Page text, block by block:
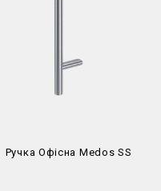
Ручка Офісна Medos SS